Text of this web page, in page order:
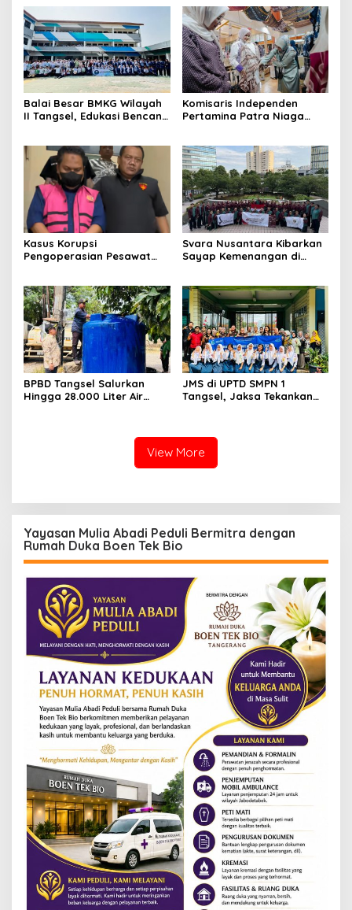
Balai Besar BMKG Wilayah
II Tangsel, Edukasi Bencana
23
Komisaris Independen
Pertamina Patra Niaga
Sentuhan Kemanusiaan dan
Keberlanjutan
Kasus Korupsi
Pengoperasian Pesawat
Tersangka
Svara Nusantara Kibarkan
Sayap Kemenangan di
BPBD Tangsel Salurkan
Hingga 28.000 Liter Air
JMS di UPTD SMPN 1
Tangsel, Jaksa Tekankan
View More
Yayasan Mulia Abadi Peduli Bermitra dengan
Rumah Duka Boen Tek Bio